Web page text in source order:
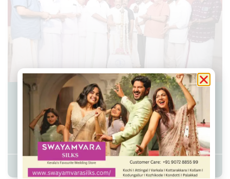
കേരള വ്യാപാരി വ്യവസായി
ഏകോപന സമിതി കാരേറ്റ് യൂണിറ്റ്
സമ്മേളനം
Admin YS May 11, 2026 4:02 pm